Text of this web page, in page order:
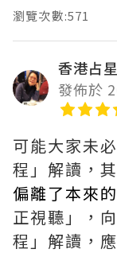
瀏覽次數:571
香港占
發佈於
可能大家未
程」解讀，
偏離了本來
正視聽」，
程」解讀，